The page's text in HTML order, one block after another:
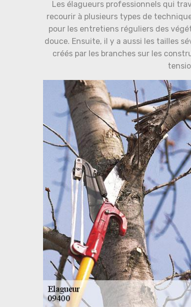
Les élagueurs professionnels qui
recourir à plusieurs types de
pour les entretiens réguliers des
douce. Ensuite, il y a aussi les tailles
créés par les branches sur les